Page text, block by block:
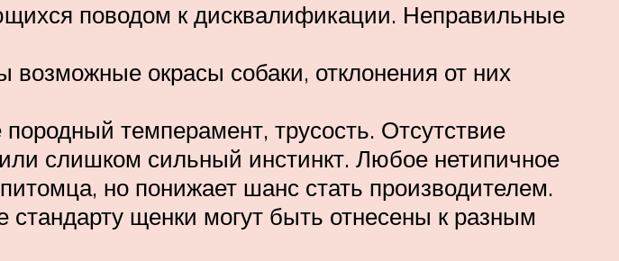
поводом к дисквалификации. Неправильные
окрасы собаки, отклонения от них
темперамент, трусость. Отсутствие
или слишком сильный инстинкт. Любое нетипичное
но понижает шанс стать производителем.
щенки могут быть отнесены к разным